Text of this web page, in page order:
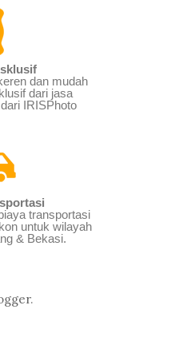
dan mudah
dari jasa
IRISPhoto
transportasi
untuk wilayah
& Bekasi.
.